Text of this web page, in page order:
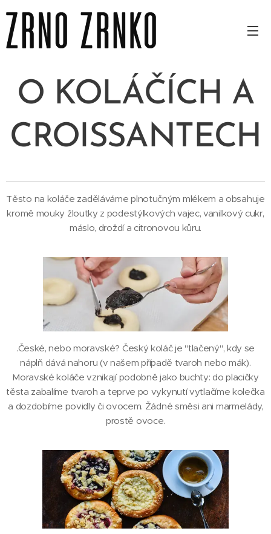
O KOLÁČÍCH A
CROISSANTECH
Těsto na koláče zaděláváme plnotučným mlékem a obsahuje
kromě mouky žloutky z podestýlkových vajec, vanilkový cukr,
máslo, droždí a citronovou kůru.
.České, nebo moravské? Český koláč je "tlačený", kdy se
náplň dává nahoru (v našem případě tvaroh nebo mák).
Moravské koláče vznikají podobně jako buchty: do placičky
těsta zabalíme tvaroh a teprve po vykynutí vytlačíme kolečka
a dozdobíme povidly či ovocem. Žádné směsi ani marmelády,
prostě ovoce.